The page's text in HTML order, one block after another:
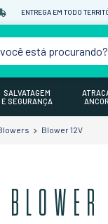
ENTREGA EM TODO
está procurando?
SALVATAGEM
E SEGURANÇA
Blower 12V